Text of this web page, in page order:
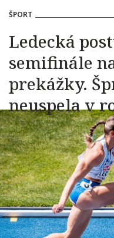
ŠPORT